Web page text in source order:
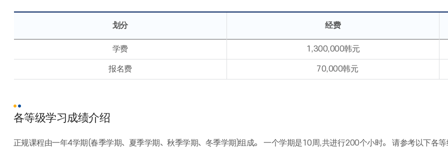
划分 经费
学费 1,300,000韩元
报名费 70,000韩元
各等级学习成绩介绍
正规课程由一年4学期(春季学期、夏季学期、秋季学期、冬季学期)组成。 一个学期是10周,共进行200个小时。 请参考以下各等